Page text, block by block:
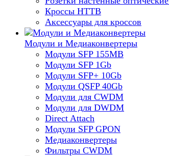
Кроссы HTTB
Аксессуары для кроссов
Модули и Медиаконвертеры
Модули SFP 155MB
Модули SFP 1Gb
Модули SFP+ 10Gb
Модули QSFP 40Gb
Модули для CWDM
Модули для DWDM
Direct Attach
Модули SFP GPON
Медиаконвертеры
Фильтры CWDM